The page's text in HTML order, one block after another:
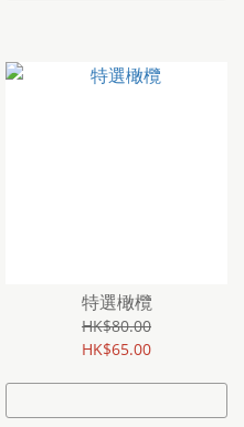
特選橄欖
HK$80.00
HK$65.00